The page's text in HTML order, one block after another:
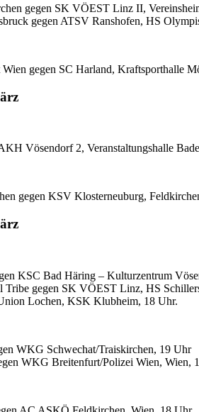
gegen SK VÖEST Linz II,
gegen ATSV Ranshofen, HS
gegen SC Harland, Kraftsporthalle
Vösendorf 2, Veranstaltungshalle
gegen KSV Klosterneuburg,
KSC Bad Häring – Kulturzentrum
gegen SK VÖEST Linz, HS
Lochen, KSK Klubheim, 18 Uhr.
WKG Schwechat/Traiskirchen, 19 Uhr
WKG Breitenfurt/Polizei Wien, Wien,